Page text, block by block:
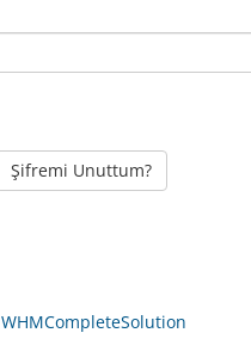
Şifremi Unuttum?
WHMCompleteSolution